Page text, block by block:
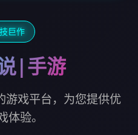
巨作
|手游
戏平台，为您提供优
体验。